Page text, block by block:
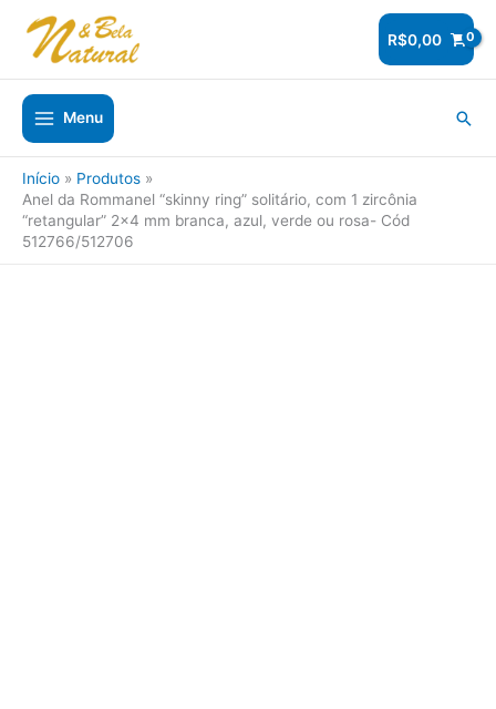
para
conteúdo
R$0,00
Menu
Início
Produtos
Anel da Rommanel “skinny ring” solitário, com 1 zircônia
“retangular” 2×4 mm branca, azul, verde ou rosa- Cód
512766/512706